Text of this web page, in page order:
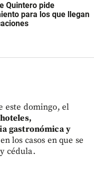
Quintero pide
para los que llegan
este domingo, el
hoteles,
gastronómica y
los casos en que se
cédula.